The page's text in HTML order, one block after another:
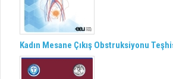
Kadın Mesane Çıkış Obstruksiyonu